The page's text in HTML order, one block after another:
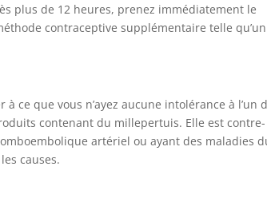
plus de 12 heures, prenez immédiatement le
contraceptive supplémentaire telle qu’un
ce que vous n’ayez aucune intolérance à l’un
contenant du millepertuis. Elle est contre-
artériel ou ayant des maladies
causes.